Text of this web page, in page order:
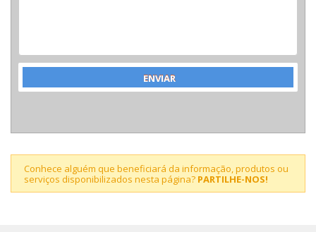
Conhece alguém que beneficiará da informação, produtos ou
serviços disponibilizados nesta página? PARTILHE-NOS!